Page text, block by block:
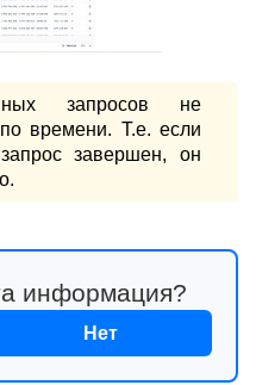
запросов не
времени. Т.е. если
завершен, он
информация?
Нет